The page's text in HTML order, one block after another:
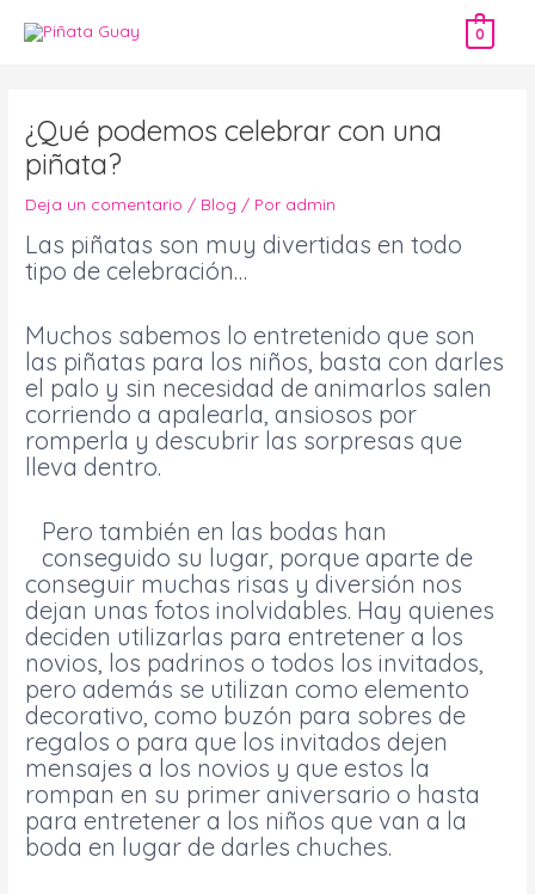
0
¿Qué podemos celebrar con una
piñata?
Deja un comentario / Blog / Por admin
Las piñatas son muy divertidas en todo
tipo de celebración…
Muchos sabemos lo entretenido que son
las piñatas para los niños, basta con darles
el palo y sin necesidad de animarlos salen
corriendo a apalearla, ansiosos por
romperla y descubrir las sorpresas que
lleva dentro.
Pero también en las bodas han
conseguido su lugar, porque aparte de
conseguir muchas risas y diversión nos
dejan unas fotos inolvidables. Hay quienes
deciden utilizarlas para entretener a los
novios, los padrinos o todos los invitados,
pero además se utilizan como elemento
decorativo, como buzón para sobres de
regalos o para que los invitados dejen
mensajes a los novios y que estos la
rompan en su primer aniversario o hasta
para entretener a los niños que van a la
boda en lugar de darles chuches.
entradas